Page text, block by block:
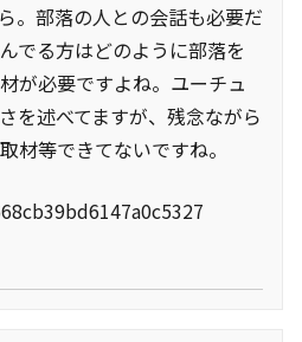
。部落の人との会話も必要だ
でる方はどのように部落を
が必要ですよね。ユーチュ
を述べてますが、残念ながら
材等できてないですね。